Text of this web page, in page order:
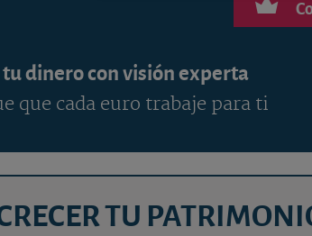
dinero con visión experta
que cada euro trabaje para ti
TU